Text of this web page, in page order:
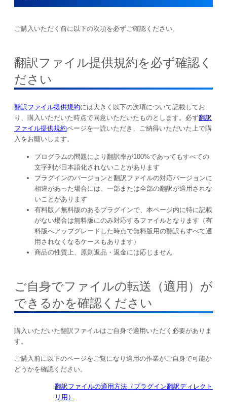
ご購入いただく前に以下の次項を必ずご確認ください。
翻訳ファイル提供規約を必ず確認く
ださい
翻訳ファイル提供規約には大きく以下の次項について記載してお
り、購入いただいた時点で同意いただいたものとします。必ず翻訳
ファイル提供規約ページを一読いただき、ご納得いただいた上で購
入をお願いします。
プログラムの問題により翻訳率が100%であってもすべての
文字列が日本語化されないことがあります
プラグインのバージョンと翻訳ファイルの対応バージョンに
相違があった場合には、一部または全部の翻訳が適用されな
いことがあります
有料版／無料版のあるプラグインで、本ページ内に特に記載
がない場合は無料版にのみ対応するファイルとなります（有
料版へアップグレードした時点で無料版用の翻訳もすべて適
用されなくなるケースもあります）
商品の性質上、原則返品・返金には応じません
ご自身でファイルの転送（適用）が
できるかを確認ください
購入いただいた翻訳ファイルはご自身で適用いただく必要がありま
す。
ご購入前に以下のページをご覧になり適用の作業がご自身で可能か
どうかを確認ください。
翻訳ファイルの適用方法（プラグイン翻訳ディレクト
リ用）